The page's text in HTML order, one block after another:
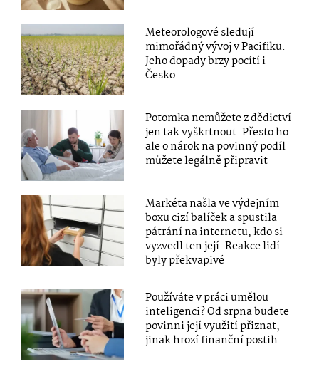
Meteorologové sledují
mimořádný vývoj v Pacifiku.
Jeho dopady brzy pocítí i
Česko
Potomka nemůžete z dědictví
jen tak vyškrtnout. Přesto ho
ale o nárok na povinný podíl
můžete legálně připravit
Markéta našla ve výdejním
boxu cizí balíček a spustila
pátrání na internetu, kdo si
vyzvedl ten její. Reakce lidí
byly překvapivé
Používáte v práci umělou
inteligenci? Od srpna budete
povinni její využití přiznat,
jinak hrozí finanční postih